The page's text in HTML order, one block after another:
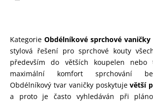
Kategorie Obdélníkové sprchové vaničky
stylová řešení pro sprchové kouty
především do větších koupelen nebo
maximální komfort sprchování
Obdélníkový tvar vaničky poskytujevětší
a proto je často vyhledáván při